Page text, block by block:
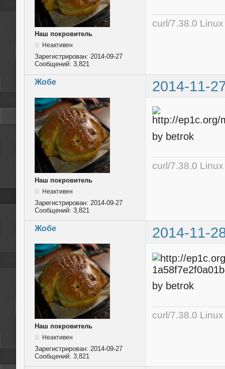
Наш покровитель
Неактивен
Зарегистрирован: 2014-09-27
Сообщений: 3,821
curl/7.38.0
Жобе 2014-11-
Наш покровитель
Неактивен
Зарегистрирован: 2014-09-27
Сообщений: 3,821
by betrok
curl/7.38.0
Жобе 2014-11-
Наш покровитель
Неактивен
Зарегистрирован: 2014-09-27
Сообщений: 3,821
by betrok
curl/7.38.0